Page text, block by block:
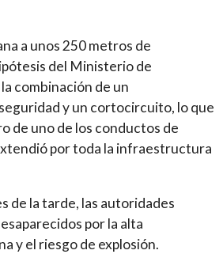
a unos 250 metros de
del Ministerio de
combinación de un
y un cortocircuito, lo que
de uno de los conductos de
por toda la infraestructura
de la tarde, las autoridades
por la alta
y el riesgo de explosión.